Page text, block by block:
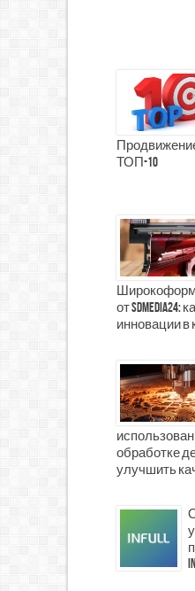
ТОП-10
от SDMedia24:
инновации в
обработке
улучшить